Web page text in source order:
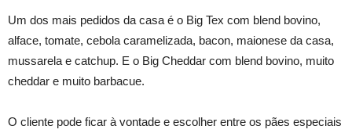
Um dos mais pedidos da casa é o Big Tex com blend bovino,
alface, tomate, cebola caramelizada, bacon, maionese da casa,
mussarela e catchup. E o Big Cheddar com blend bovino, muito
cheddar e muito barbacue.
O cliente pode ficar à vontade e escolher entre os pães especiais